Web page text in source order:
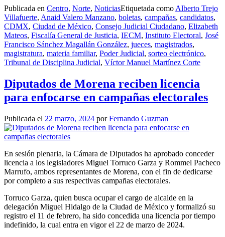
Publicada en Centro, Norte, NoticiasEtiquetada como Alberto Trejo
Villafuerte, Anaid Valero Manzano, boletas, campañas, candidatos,
CDMX, Ciudad de México, Consejo Judicial Ciudadano, Elizabeth
Mateos, Fiscalía General de Justicia, IECM, Instituto Electoral, José
Francisco Sánchez Magallán González, jueces, magistrados,
magistratura, materia familiar, Poder Judicial, sorteo electrónico,
Tribunal de Disciplina Judicial, Víctor Manuel Martínez Corte
Diputados de Morena reciben licencia
para enfocarse en campañas electorales
Publicada el 22 marzo, 2024 porFernando Guzman
En sesión plenaria, la Cámara de Diputados ha aprobado conceder
licencia a los legisladores Miguel Torruco Garza y Rommel Pacheco
Marrufo, ambos representantes de Morena, con el fin de dedicarse
por completo a sus respectivas campañas electorales.
Torruco Garza, quien busca ocupar el cargo de alcalde en la
delegación Miguel Hidalgo de la Ciudad de México y formalizó su
registro el 11 de febrero, ha sido concedida una licencia por tiempo
indefinido, la cual entra en vigor el 22 de marzo de 2024.